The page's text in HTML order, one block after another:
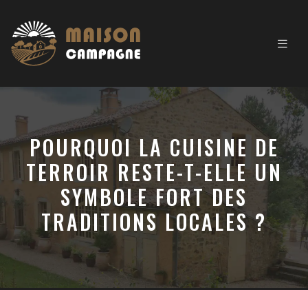
POURQUOI LA CUISINE DE
TERROIR RESTE-T-ELLE UN
SYMBOLE FORT DES
TRADITIONS LOCALES ?